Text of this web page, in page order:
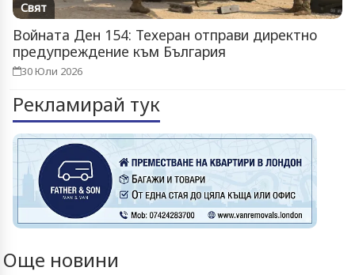
Свят
Войната Ден 154: Техеран отправи директно
предупреждение към България
30 Юли 2026
Рекламирай тук
Още новини